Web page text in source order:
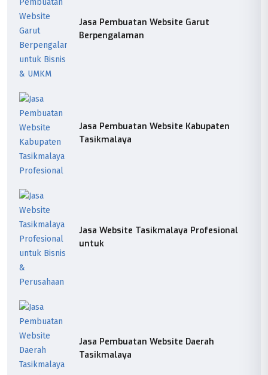
Jasa Pembuatan Website Garut
Berpengalaman
Jasa Pembuatan Website Kabupaten
Tasikmalaya
Jasa Website Tasikmalaya Profesional
untuk
Jasa Pembuatan Website Daerah
Tasikmalaya